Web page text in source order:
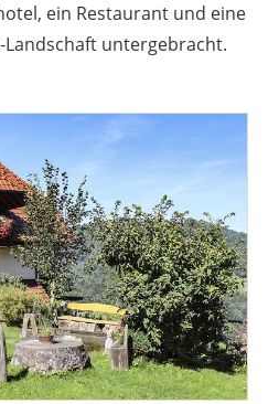
ein Restaurant und eine
untergebracht.